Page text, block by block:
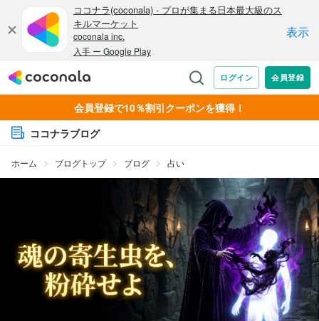
会員登録で10％割引クーポンを獲得！
ココナラブログ
ホーム ブログトップ ブログ 占い